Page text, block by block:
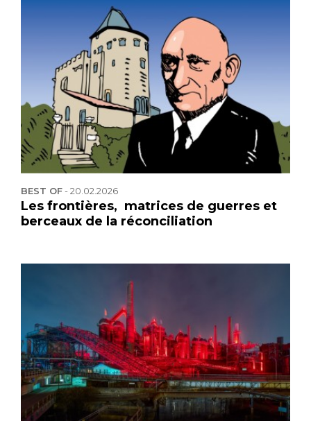
BEST OF-20.02.2026
Les frontières, matrices de guerres et
berceaux de la réconciliation